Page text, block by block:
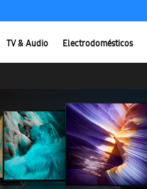
TV & Audio Electrodomésticos